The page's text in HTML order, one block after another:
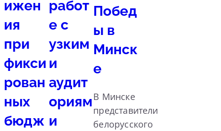
ижен
ия
при
фикси
рован
ных
бюдж
работ
е с
узким
и
аудит
ориям
и
Побед
ы в
Минск
е
В Минске
представители
белорусского